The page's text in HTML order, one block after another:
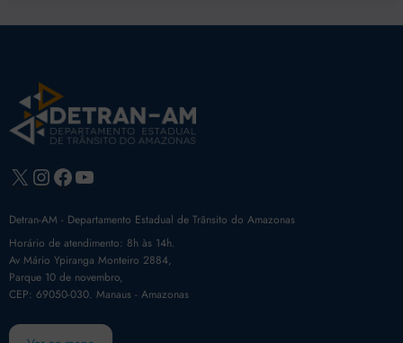
X Instagram
Facebook
Youtube
Detran-AM - Departamento Estadual de Trânsito do Amazonas
Horário de atendimento: 8h às 14h.
Av Mário Ypiranga Monteiro 2884,
Parque 10 de novembro,
CEP: 69050-030. Manaus - Amazonas